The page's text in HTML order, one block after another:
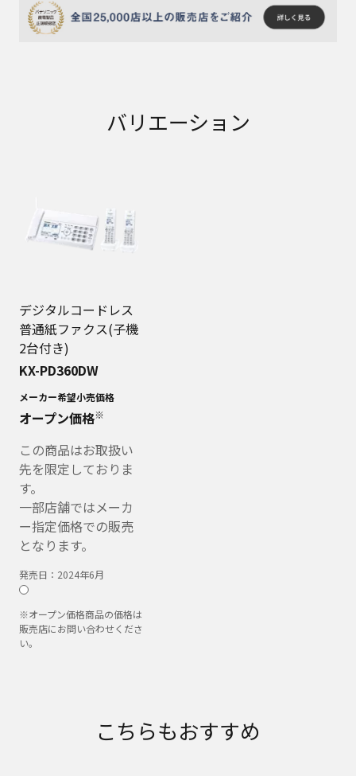
バリエーション
デジタルコードレス
普通紙ファクス(子機
2台付き)
KX-PD360DW
メーカー希望小売価格
オープン価格※
この商品はお取扱い
先を限定しておりま
す。
一部店舗ではメーカ
ー指定価格での販売
となります。
発売日： 2024年6月
※オープン価格商品の価格は
販売店にお問い合わせくださ
い。
こちらもおすすめ